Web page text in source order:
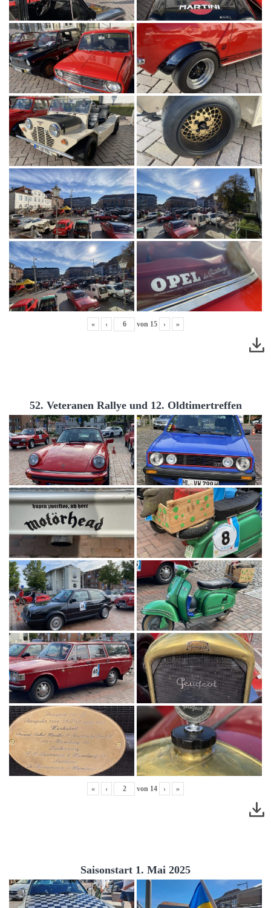
« ‹ von 15 › »
52. Veteranen Rallye und 12. Oldtimertreffen
« ‹ von 14 › »
Saisonstart 1. Mai 2025